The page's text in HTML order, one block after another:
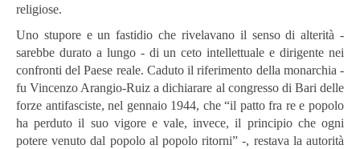
religiose.
Uno stupore e un fastidio che rivelavano il senso di alterità -
sarebbe durato a lungo - di un ceto intellettuale e dirigente nei
confronti del Paese reale. Caduto il riferimento della monarchia -
fu Vincenzo Arangio-Ruiz a dichiarare al congresso di Bari delle
forze antifasciste, nel gennaio 1944, che “il patto fra re e popolo
ha perduto il suo vigore e vale, invece, il principio che ogni
potere venuto dal popolo al popolo ritorni” -, restava la autorità